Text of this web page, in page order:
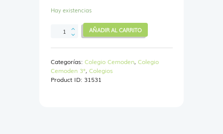
Hay existencias
MATEMÁTICAS
XXI
+
CARTILLA
EDUC
AÑADIR AL CARRITO
Categorías: Colegio Cemoden, Colegio
Cemoden 3°, Colegios
Product ID: 31531